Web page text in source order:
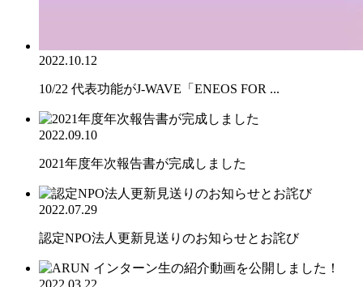
2022.10.12
10/22 代表功能がJ-WAVE「ENEOS FOR ...
2022.09.10
2021年度年次報告書が完成しました
2022.07.29
認定NPO法人更新見送りのお知らせとお詫び
2022.03.22